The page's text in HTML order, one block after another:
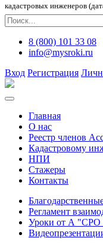
кадастровых инженеров
8 (800) 101 33 08
info@mysroki.ru
Вход Регистрация
Главная
О нас
Реестр членов
Кадастровому
НПИ
Стажеры
Контакты
Регламент
Уроки от А